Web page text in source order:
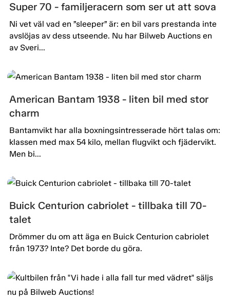
Super 70 - familjeracern som ser ut att sova
Ni vet väl vad en ”sleeper” är: en bil vars prestanda inte
avslöjas av dess utseende. Nu har Bilweb Auctions en
av Sveri...
American Bantam 1938 - liten bil med stor
charm
Bantamvikt har alla boxningsintresserade hört talas om:
klassen med max 54 kilo, mellan flugvikt och fjädervikt.
Men bi...
Buick Centurion cabriolet - tillbaka till 70-
talet
Drömmer du om att äga en Buick Centurion cabriolet
från 1973? Inte? Det borde du göra.